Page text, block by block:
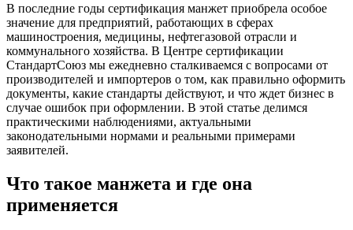
В последние годы сертификация манжет приобрела особое
значение для предприятий, работающих в сферах
машиностроения, медицины, нефтегазовой отрасли и
коммунального хозяйства. В Центре сертификации
СтандартСоюз мы ежедневно сталкиваемся с вопросами от
производителей и импортеров о том, как правильно оформить
документы, какие стандарты действуют, и что ждет бизнес в
случае ошибок при оформлении. В этой статье делимся
практическими наблюдениями, актуальными
законодательными нормами и реальными примерами
заявителей.
Что такое манжета и где она
применяется